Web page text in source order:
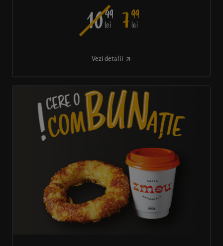
1049
lei 799
lei
Vezi detalii